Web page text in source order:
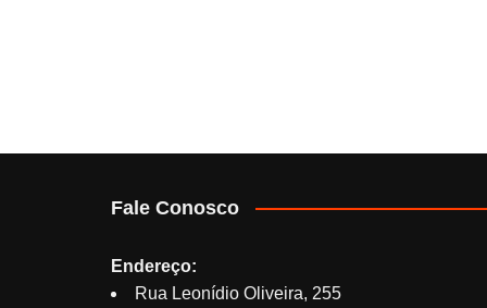
Fale Conosco
Endereço:
Rua Leonídio Oliveira, 255